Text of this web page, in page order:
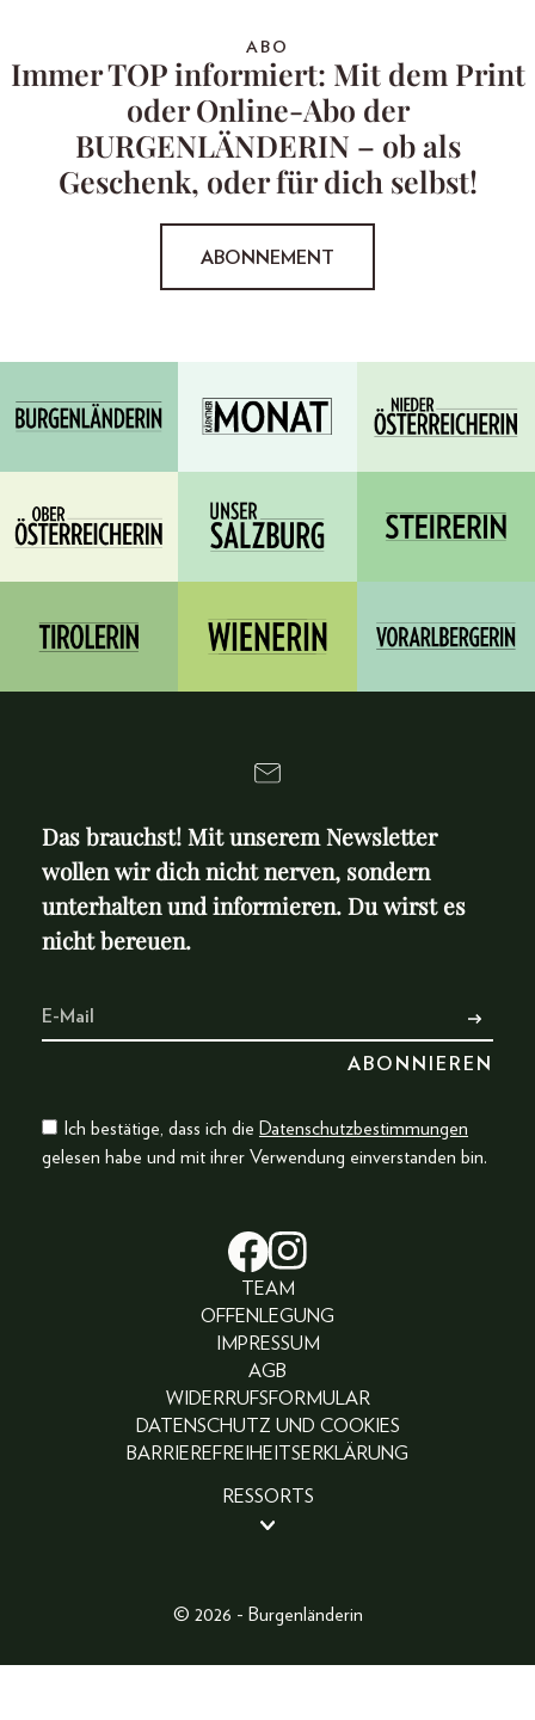
ABO
Immer TOP informiert: Mit dem Print
oder Online-Abo der
BURGENLÄNDERIN – ob als
Geschenk, oder für dich selbst!
ABONNEMENT
Das brauchst! Mit unserem Newsletter
wollen wir dich nicht nerven, sondern
unterhalten und informieren. Du wirst es
nicht bereuen.
Ich bestätige, dass ich die Datenschutzbestimmungen
gelesen habe und mit ihrer Verwendung einverstanden bin.
TEAM
OFFENLEGUNG
IMPRESSUM
AGB
WIDERRUFSFORMULAR
DATENSCHUTZ UND COOKIES
BARRIEREFREIHEITSERKLÄRUNG
RESSORTS
FASHION
© 2026 - Burgenländerin